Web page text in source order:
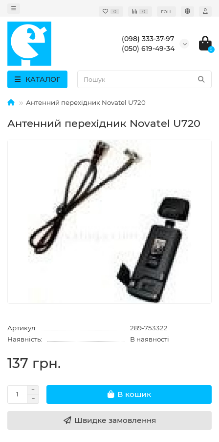
0 0 грн.
(098) 333-37-97
(050) 619-49-34
0
КАТАЛОГ
Антенний перехідник Novatel U720
Антенний перехідник Novatel U720
Артикул:
289-753322
Наявність:
В наявності
137 грн.
В кошик
Швидке замовлення